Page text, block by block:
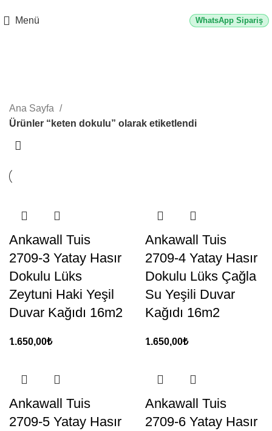
Menü WhatsApp Sipariş
Kategoriler
Ana Sayfa
Ürünler “keten dokulu” olarak etiketlendi
Ankawall Tuis
2709-3 Yatay Hasır
Dokulu Lüks
Zeytuni Haki Yeşil
Duvar Kağıdı 16m2
1.650,00₺
Ankawall Tuis
2709-4 Yatay Hasır
Dokulu Lüks Çağla
Su Yeşili Duvar
Kağıdı 16m2
1.650,00₺
Ankawall Tuis
2709-5 Yatay Hasır
Ankawall Tuis
2709-6 Yatay Hasır